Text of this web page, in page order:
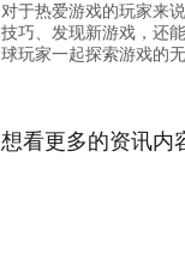
对于热爱游戏的玩家来
技巧、发现新游戏，还
球玩家一起探索游戏的无
想看更多的资讯内